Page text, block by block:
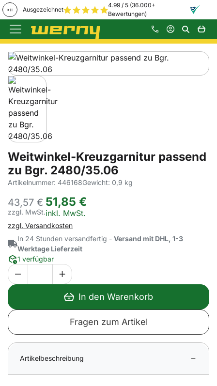
Ausgezeichnet
4.99 / 5 (36.000+
Bewertungen)
Zum Hauptinhalt springen
Produktgalerie
Zur Kaufbox springen
Weitwinkel-Kreuzgarnitur passend
zu Bgr. 2480/35.06
Artikelnummer: 446168Gewicht: 0,9 kg
43,57 €
zzgl. MwSt.
51,85 €
Steuerhinweis:
inkl. MwSt.
zzgl. Versandkosten
In 24 Stunden versandfertig - Versand mit DHL, 1-3
Werktage Lieferzeit
1 verfügbar
In den Warenkorb
Fragen zum Artikel
Artikelbeschreibung